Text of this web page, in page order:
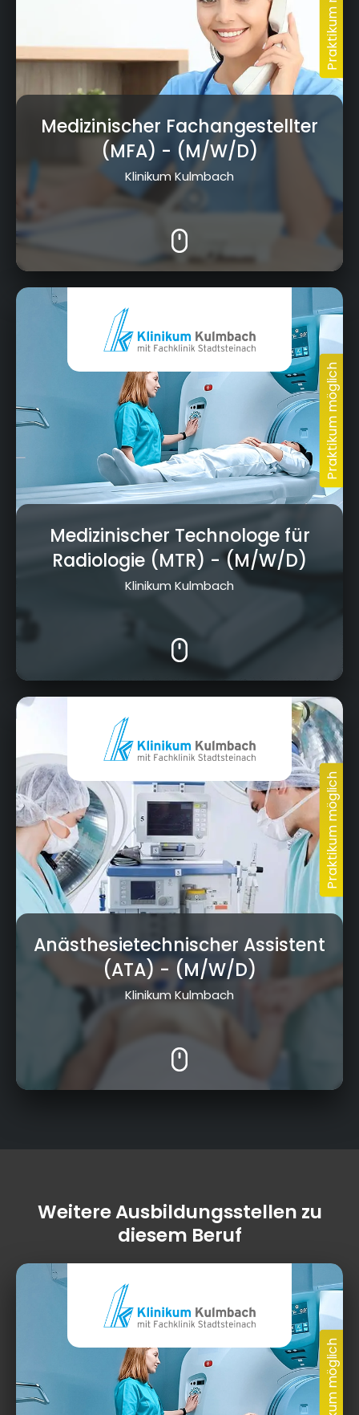
Medizinischer Fachangestellter
(MFA) - (M/W/D)
Klinikum Kulmbach
Medizinischer Technologe für
Radiologie (MTR) - (M/W/D)
Klinikum Kulmbach
Anästhesietechnischer Assistent
(ATA) - (M/W/D)
Klinikum Kulmbach
Weitere Ausbildungsstellen zu
diesem Beruf